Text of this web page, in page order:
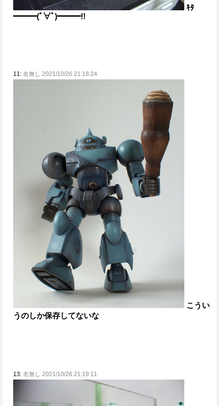
ｷﾀ
━━━(ﾟ∀ﾟ)━━━!!
11: 名無し 2021/10/26 21:18:24
こうい
うのしか保存してないな
13: 名無し 2021/10/26 21:19:11